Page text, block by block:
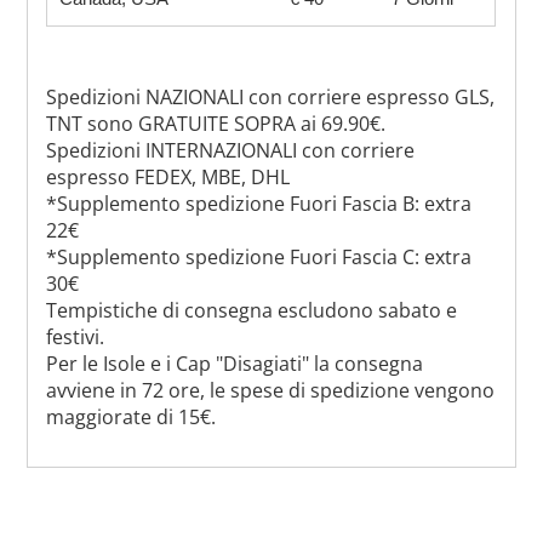
Spedizioni NAZIONALI con corriere espresso GLS,
TNT sono GRATUITE SOPRA ai 69.90€.
Spedizioni INTERNAZIONALI con corriere
espresso FEDEX, MBE, DHL
*Supplemento spedizione Fuori Fascia B: extra
22€
*Supplemento spedizione Fuori Fascia C: extra
30€
Tempistiche di consegna escludono sabato e
festivi.
Per le Isole e i Cap "Disagiati" la consegna
avviene in 72 ore, le spese di spedizione vengono
maggiorate di 15€.